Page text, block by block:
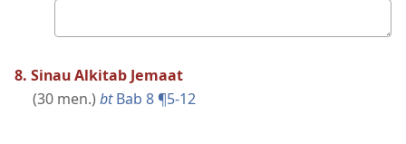
njenengan
8. Sinau Alkitab Jemaat
(30 men.) btBab 8 ¶5-12